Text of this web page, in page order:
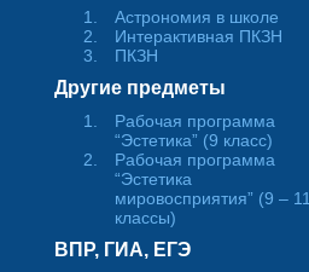
Астрономия в школе
Интерактивная ПКЗН
ПКЗН
Другие предметы
Рабочая программа
“Эстетика” (9 класс)
Рабочая программа
“Эстетика
мировосприятия” (9 – 11
классы)
ВПР, ГИА, ЕГЭ